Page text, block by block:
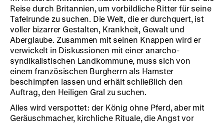
Reise durch Britannien, um vorbildliche Ritter für seine
Tafelrunde zu suchen. Die Welt, die er durchquert, ist
voller bizarrer Gestalten, Krankheit, Gewalt und
Aberglaube. Zusammen mit seinen Knappen wird er
verwickelt in Diskussionen mit einer anarcho-
syndikalistischen Landkommune, muss sich von
einem französischen Burgherrn als Hamster
beschimpfen lassen und erhält schließlich den
Auftrag, den Heiligen Gral zu suchen.
Alles wird verspottet: der König ohne Pferd, aber mit
Geräuschmacher, kirchliche Rituale, die Angst vor